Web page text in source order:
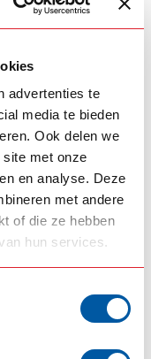
advertenties te
media te bieden
Ook delen we
met onze
en analyse. Deze
met andere
of die ze hebben
hun services.
€695,00
€95,00
€89,00
€599,00